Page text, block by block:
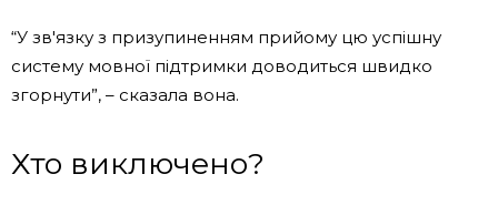
“У зв'язку з призупиненням прийому цю успішну
систему мовної підтримки доводиться швидко
згорнути”, – сказала вона.
Хто виключено?